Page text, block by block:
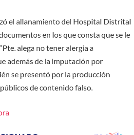
el allanamiento del Hospital Distrital
en los que consta que se le
alega no tener alergia a
además de la imputación por
se presentó por la producción
de contenido falso.